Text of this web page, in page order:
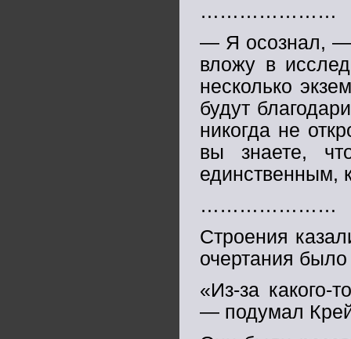
…………………
— Я осознал, —
вложу в
несколько
будут
никогда не
вы знаете,
единственным,
…………………
Строения
очертания было
«Из-за какого-
— подумал